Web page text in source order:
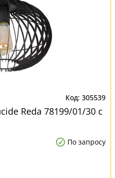
305539
Reda 78199/01/30 с
По запросу